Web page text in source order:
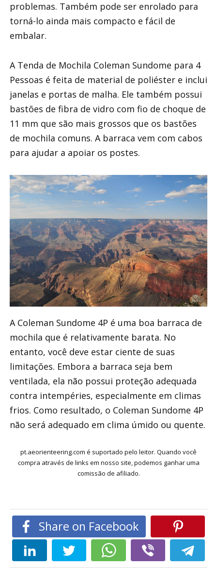
problemas. Também pode ser enrolado para
torná-lo ainda mais compacto e fácil de
embalar.
A Tenda de Mochila Coleman Sundome para 4
Pessoas é feita de material de poliéster e inclui
janelas e portas de malha. Ele também possui
bastões de fibra de vidro com fio de choque de
11 mm que são mais grossos que os bastões
de mochila comuns. A barraca vem com cabos
para ajudar a apoiar os postes.
A Coleman Sundome 4P é uma boa barraca de
mochila que é relativamente barata. No
entanto, você deve estar ciente de suas
limitações. Embora a barraca seja bem
ventilada, ela não possui proteção adequada
contra intempéries, especialmente em climas
frios. Como resultado, o Coleman Sundome 4P
não será adequado em clima úmido ou quente.
pt.aeorienteering.com é suportado pelo leitor. Quando você
compra através de links em nosso site, podemos ganhar uma
comissão de afiliado.
Share on Facebook